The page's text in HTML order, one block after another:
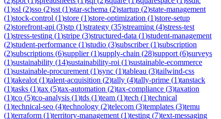
(1)ssl (2)sso (2)sst (1)star-schema (2)startup (2)state-management
(1)stock-control (1)store (1)store-optimization (1)store-setup
(2)storefront-api (3)stp (1)strategy (35)streaming (4)stress-test
(1)stress-testing (1)stripe (3)structured-data (1)student-management
(2)student-performance (1)studio (3)subscriber(1)subscription
(2)subscriptions (6)supplier(1)supply-chain (28)support (6)surveys
(1)sustainability (14)sustainability-roi (1)sustainable-ecommerce
(1)sustainable-procurement (1)sync (1)tableau (3)tailwind-css
(1)takealot (1)talent-acquisition (2)tally (4)tally-prime (1)tanstack
(1)tasks (1)tax (5)tax-automation (2)tax-compliance (3)taxation
(1)tco (5)tco-analysis (1)tds (1)team (1)tech (1)technical
(1)technical-seo (4)technology (2)telecom (3)templates (3)temu
(1)terraform (1)territory-management (1)testing (7)text-messaging